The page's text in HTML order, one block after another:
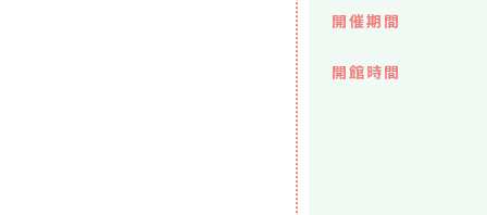
開催期間
開館時間